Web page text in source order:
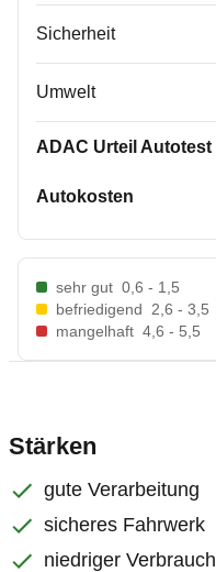
Sicherheit
Umwelt
ADAC Urteil Autotest
Autokosten
sehr gut 0,6 - 1,5
befriedigend
2,6 - 3,5
mangelhaft 4,6 - 5,5
Stärken
gute Verarbeitung
sicheres Fahrwerk
niedriger Verbrauch